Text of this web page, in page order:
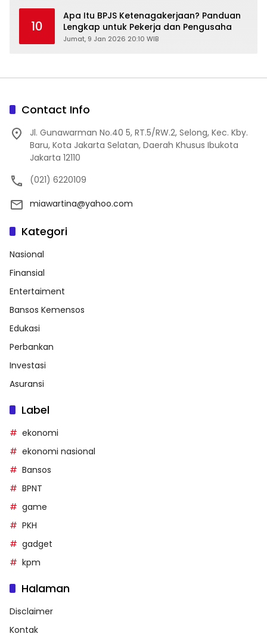
10
Apa Itu BPJS Ketenagakerjaan? Panduan
Lengkap untuk Pekerja dan Pengusaha
Jumat, 9 Jan 2026 20:10 WIB
Contact Info
Jl. Gunawarman No.40 5, RT.5/RW.2, Selong, Kec. Kby.
Baru, Kota Jakarta Selatan, Daerah Khusus Ibukota
Jakarta 12110
(021) 6220109
miawartina@yahoo.com
Kategori
Nasional
Finansial
Entertaiment
Bansos Kemensos
Edukasi
Perbankan
Investasi
Asuransi
Label
ekonomi
ekonomi nasional
Bansos
BPNT
game
PKH
gadget
kpm
Halaman
Disclaimer
Kontak